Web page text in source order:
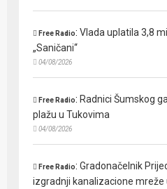
Free Radio:Vlada uplatila 3,8
„Saničani“
04/08/2026
Free Radio: Radnici Šumskog
plažu u Tukovima
04/08/2026
Free Radio:Gradonačelnik
izgradnji kanalizacione